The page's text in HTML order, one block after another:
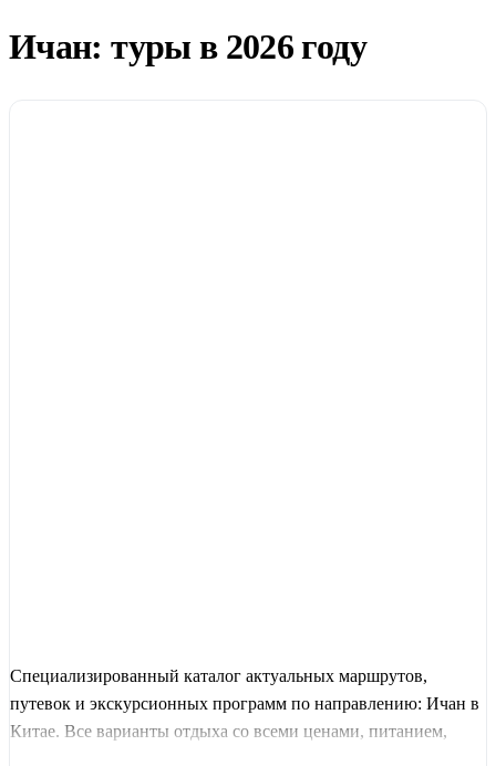
Ичан: туры в 2026 году
Специализированный каталог актуальных маршрутов,
путевок и экскурсионных программ по направлению: Ичан в
Китае. Все варианты отдыха со всеми ценами, питанием,